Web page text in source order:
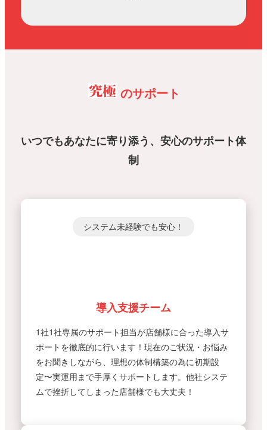
究極
のサポート
いつでもあなたに寄り添う、安心のサポート体
制
システム未経験でも安心！
導入支援チーム
1社1社専属のサポート担当が店舗様に合った導入サ
ポートを徹底的に行います！現在のご状況・お悩み
をお聞きしながら、理想の体制構築の為に初期設
定〜実運用まで手厚くサポートします。他社システ
ムで挫折してしまった店舗様でも大丈夫！